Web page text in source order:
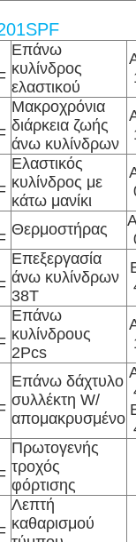
Επάνω
κυλίνδρος
ελαστικού
Μακροχρόνια
διάρκεια ζωής
άνω κυλίνδρων
Ελαστικός
κυλίνδρος με
κάτω μανίκι
Θερμοστήρας
Επεξεργασία
άνω κυλίνδρων
38T
Επάνω
κυλίνδρους
2Pcs
Επάνω δάχτυλο
συλλέκτη W/
απομακρυσμένο
Πρωτογενής
τροχός
φόρτισης
Λεπτή
καθαρισμού